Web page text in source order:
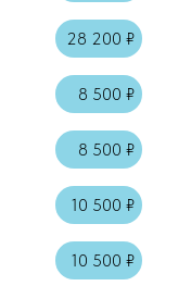
8 500 ₽
28 200 ₽
8 500 ₽
10 500 ₽
10 500 ₽